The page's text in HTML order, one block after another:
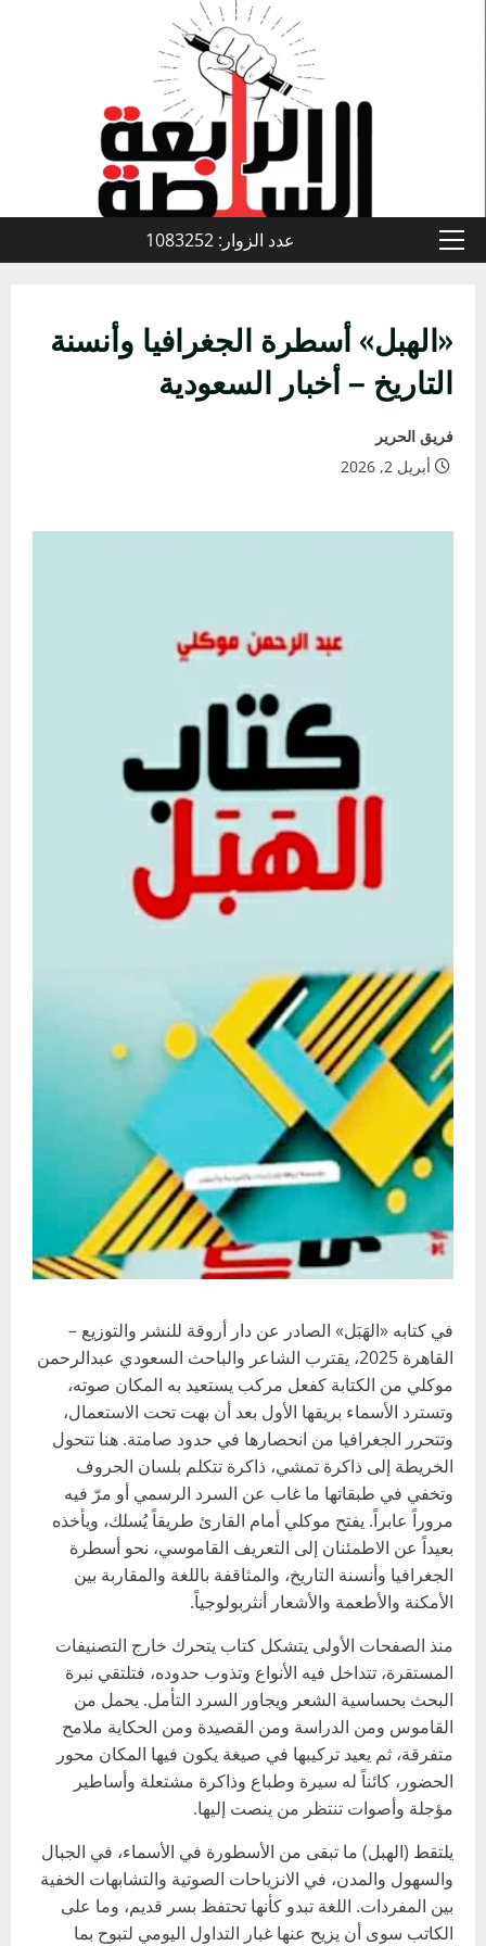
القائمة
عدد الزوار: 1083252
«الهبل» أسطرة الجغرافيا وأنسنة
التاريخ – أخبار السعودية
فريق الحرير
أبريل 2, 2026
في كتابه «الهَبَل» الصادر عن دار أروقة للنشر والتوزيع –
القاهرة 2025، يقترب الشاعر والباحث السعودي عبدالرحمن
موكلي من الكتابة كفعل مركب يستعيد به المكان صوته،
وتسترد الأسماء بريقها الأول بعد أن بهت تحت الاستعمال،
وتتحرر الجغرافيا من انحصارها في حدود صامتة. هنا تتحول
الخريطة إلى ذاكرة تمشي، ذاكرة تتكلم بلسان الحروف
وتخفي في طبقاتها ما غاب عن السرد الرسمي أو مرّ فيه
مروراً عابراً. يفتح موكلي أمام القارئ طريقاً يُسلك، ويأخذه
بعيداً عن الاطمئنان إلى التعريف القاموسي، نحو أسطرة
الجغرافيا وأنسنة التاريخ، والمثاقفة باللغة والمقاربة بين
الأمكنة والأطعمة والأشعار أنثربولوجياً.
منذ الصفحات الأولى يتشكل كتاب يتحرك خارج التصنيفات
المستقرة، تتداخل فيه الأنواع وتذوب حدوده، فتلتقي نبرة
البحث بحساسية الشعر ويجاور السرد التأمل. يحمل من
القاموس ومن الدراسة ومن القصيدة ومن الحكاية ملامح
متفرقة، ثم يعيد تركيبها في صيغة يكون فيها المكان محور
الحضور، كائناً له سيرة وطباع وذاكرة مشتعلة وأساطير
مؤجلة وأصوات تنتظر من ينصت إليها.
يلتقط (الهبل) ما تبقى من الأسطورة في الأسماء، في الجبال
والسهول والمدن، في الانزياحات الصوتية والتشابهات الخفية
بين المفردات. اللغة تبدو كأنها تحتفظ بسر قديم، وما على
الكاتب سوى أن يزيح عنها غبار التداول اليومي لتبوح بما